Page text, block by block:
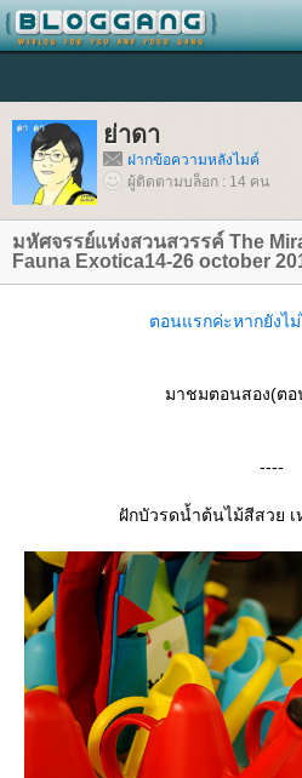
่าดา
ฝากข้อความหลังไมค์
ผู้ติดตามบล็อก : 14 คน
มหัศจรรย์แห่งสวนสวรรค์ The
Fauna Exotica14-26 october
ตอนแรกค่ะหากยังไ
มาชมตอนสอง(ต
----
ฝักบัวรดน้ำต้นไม้สีสวย เ